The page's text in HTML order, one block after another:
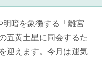
暗を象徴する「離宮
五黄土星に同会するた
迎えます。今月は運気